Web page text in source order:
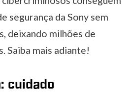
segurança da Sony sem
deixando milhões de
Saiba mais adiante!
cuidado